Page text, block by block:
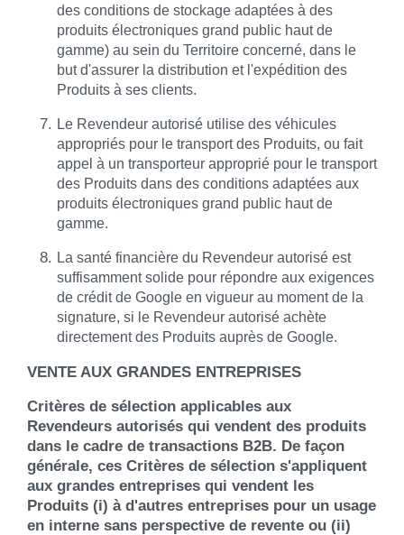
des conditions de stockage adaptées à des
produits électroniques grand public haut de
gamme) au sein du Territoire concerné, dans le
but d'assurer la distribution et l'expédition des
Produits à ses clients.
Le Revendeur autorisé utilise des véhicules
appropriés pour le transport des Produits, ou fait
appel à un transporteur approprié pour le transport
des Produits dans des conditions adaptées aux
produits électroniques grand public haut de
gamme.
La santé financière du Revendeur autorisé est
suffisamment solide pour répondre aux exigences
de crédit de Google en vigueur au moment de la
signature, si le Revendeur autorisé achète
directement des Produits auprès de Google.
VENTE AUX GRANDES ENTREPRISES
Critères de sélection applicables aux
Revendeurs autorisés qui vendent des produits
dans le cadre de transactions B2B. De façon
générale, ces Critères de sélection s'appliquent
aux grandes entreprises qui vendent les
Produits (i) à d'autres entreprises pour un usage
en interne sans perspective de revente ou (ii)